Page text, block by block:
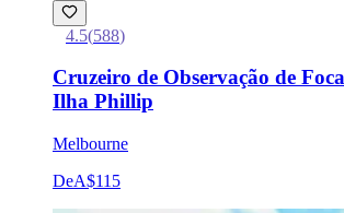
4.5(588)
Cruzeiro de Observação de
Ilha Phillip
Melbourne
DeA$115